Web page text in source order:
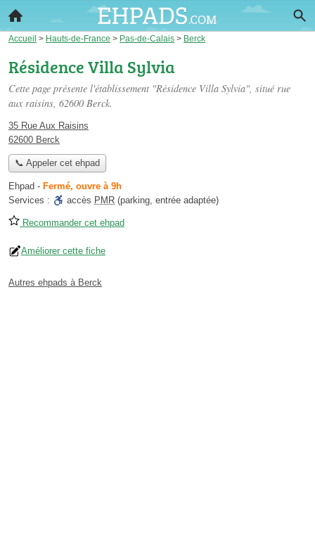
Accueil > Hauts-de-France > Pas-de-Calais > Berck
Résidence Villa Sylvia
Cette page présente l'établissement "Résidence Villa Sylvia", situé rue
aux raisins, 62600 Berck.
35 Rue Aux Raisins
62600 Berck
📞 Appeler cet ehpad
Ehpad - Fermé, ouvre à 9h
Services :
accès PMR (parking, entrée adaptée)
Recommander cet ehpad
Améliorer cette fiche
Autres ehpads à Berck